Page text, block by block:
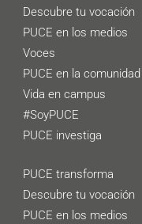
Descubre tu vocación
PUCE en los medios
Voces
PUCE en la comunidad
Vida en campus
#SoyPUCE
PUCE investiga
PUCE transforma
Descubre tu vocación
PUCE en los medios